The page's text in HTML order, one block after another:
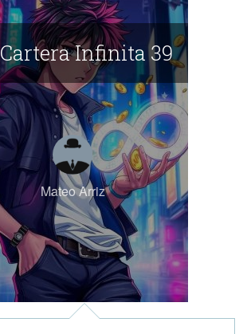
Infinita 39
Mateo Arriz